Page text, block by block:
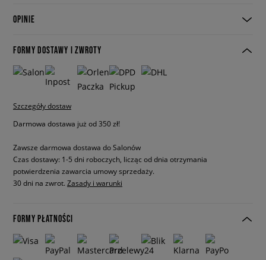
OPINIE
FORMY DOSTAWY I ZWROTY
Szczegóły dostaw
Darmowa dostawa już od 350 zł!
Zawsze darmowa dostawa do Salonów
Czas dostawy: 1-5 dni roboczych, licząc od dnia otrzymania
potwierdzenia zawarcia umowy sprzedaży.
30 dni na zwrot. Zasady i warunki
FORMY PŁATNOŚCI